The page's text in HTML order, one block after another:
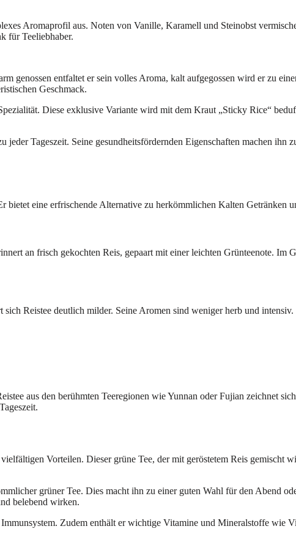
Aromaprofil aus. Noten von Vanille, Karamell und Steinobst
für Teeliebhaber.
genossen entfaltet er sein volles Aroma, kalt aufgegossen wird er zu
Geschmack.
Diese exklusive Variante wird mit dem Kraut „Sticky Rice“
Tageszeit. Seine gesundheitsfördernden Eigenschaften machen ihn
eine erfrischende Alternative zu herkömmlichen Kalten Getränken
an frisch gekochten Reis, gepaart mit einer leichten Grünteenote. Im
Reistee deutlich milder. Seine Aromen sind weniger herb und intensiv.
aus den berühmten Teeregionen wie Yunnan oder Fujian zeichnet
Vorteilen. Dieser grüne Tee, der mit geröstetem Reis gemischt
grüner Tee. Dies macht ihn zu einer guten Wahl für den Abend
belebend wirken.
Zudem enthält er wichtige Vitamine und Mineralstoffe wie